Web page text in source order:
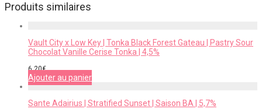
Produits similaires
Vault City x Low Key | Tonka Black Forest Gateau | Pastry Sour
Chocolat Vanille Cerise Tonka | 4,5%
6,20€
Ajouter au panier
Sante Adairius | Stratified Sunset | Saison BA | 5,7%